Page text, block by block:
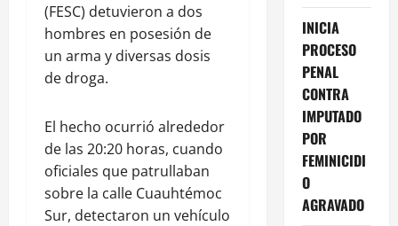
(FESC) detuvieron a dos
hombres en posesión de
un arma y diversas dosis
de droga.
El hecho ocurrió alrededor
de las 20:20 horas, cuando
oficiales que patrullaban
sobre la calle Cuauhtémoc
Sur, detectaron un vehículo
INICIA
PROCESO
PENAL
CONTRA
IMPUTADO
POR
FEMINICIDI
O
AGRAVADO